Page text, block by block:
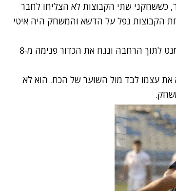
כששחקני שתי הקבוצות לא הצליחו לחבר
הקבוצות נפל על הדשא והמשחק היה איטי
בדקה ה-30 משה בן לולו קיבל הרמה מלירון דיאמנט לתוך הרחבה ונגח את הכדור פנימה מ-8
ומצא את עצמו לבד מול השוער של הכח. הוא לא